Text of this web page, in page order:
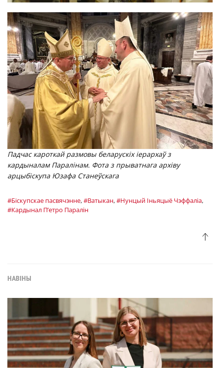
Падчас кароткай размовы беларускіх іерархаў з
кардыналам Паралінам. Фота з прыватнага архіву
арцыбіскупа Юзафа Станеўскага
#Біскупскае пасвячэнне,#Ватыкан,#Нунцый Іньяцыё Чэффаліа,
#Кардынал П’етро Паралін
НАВІНЫ